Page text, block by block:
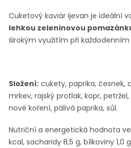
Cuketový kaviár Ijevan je ideální
lehkou zeleninovou
širokým využitím při každodenním
Složení: cukety, paprika, česnek,
mrkev, rajský protlak, kopr,
nové koření, pálivá paprika, sůl.
Nutriční a energetická hodnota
kcal, sacharidy 8,5 g, bílkoviny 1,0